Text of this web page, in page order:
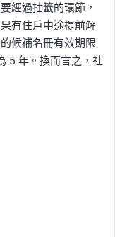
經過抽籤的環節，
有住戶中途提前解
候補名冊有效期限
5 年。換而言之，社